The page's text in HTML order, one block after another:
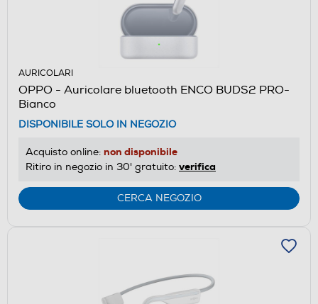
AURICOLARI
OPPO - Auricolare bluetooth ENCO BUDS2 PRO-
Bianco
DISPONIBILE SOLO IN NEGOZIO
Acquisto online: non disponibile
Ritiro in negozio in 30' gratuito: verifica
CERCA NEGOZIO